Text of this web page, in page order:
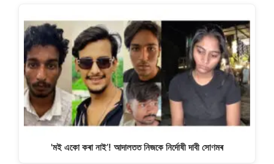
'মই একো কৰা নাই’! আদালতত নিজকে নিৰ্দোষী দাবী সোণমৰ